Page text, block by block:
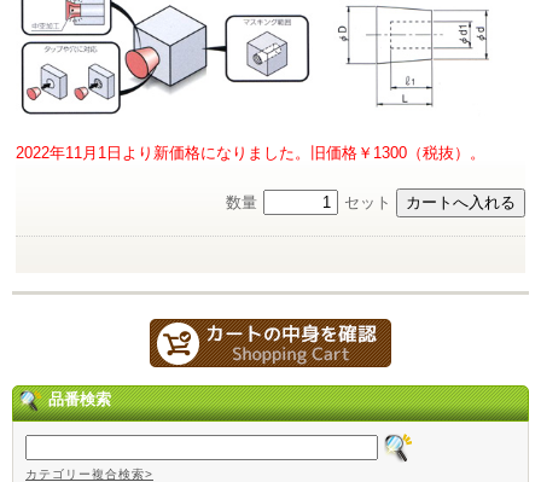
2022年11月1日より新価格になりました。旧価格￥1300（税抜）。
数量 セット
品番検索
カテゴリー複合検索>